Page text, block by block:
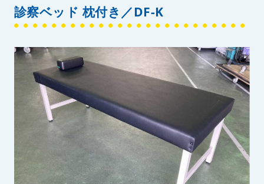
診察ベッド 枕付き／DF-K